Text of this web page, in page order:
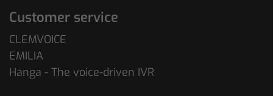
Customer service
CLEMVOICE
EMILIA
Hanga - The voice-driven IVR